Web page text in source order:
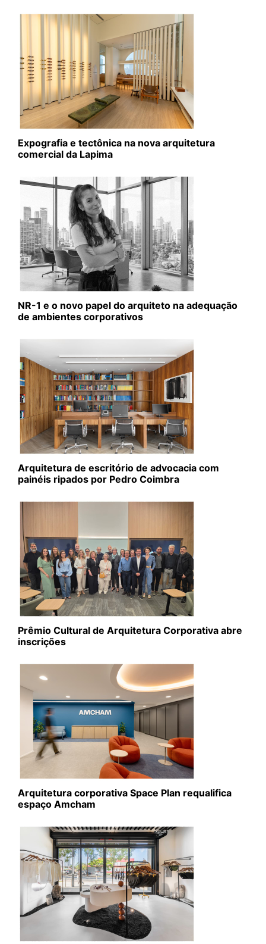
Expografia e tectônica na nova arquitetura
comercial da Lapima
NR-1 e o novo papel do arquiteto na adequação
de ambientes corporativos
Arquitetura de escritório de advocacia com
painéis ripados por Pedro Coimbra
Prêmio Cultural de Arquitetura Corporativa abre
inscrições
Arquitetura corporativa Space Plan requalifica
espaço Amcham